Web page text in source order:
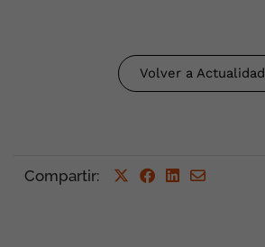
Volver a Actualidad
Compartir: